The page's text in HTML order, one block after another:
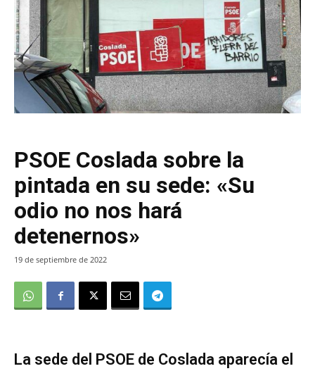
PSOE Coslada sobre la
pintada en su sede: «Su
odio no nos hará
detenernos»
19 de septiembre de 2022
La sede del PSOE de Coslada aparecía el